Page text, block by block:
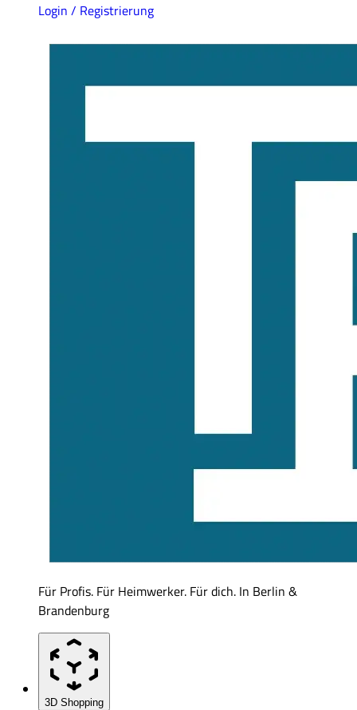
Login / Registrierung
Für Profis. Für Heimwerker. Für dich. In Berlin &
Brandenburg
3D Shopping